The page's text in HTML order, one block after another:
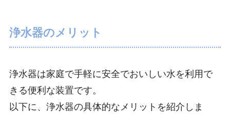
浄水器のメリット
浄水器は家庭で手軽に安全でおいしい水を利用で
きる便利な装置です。
以下に、浄水器の具体的なメリットを紹介しま